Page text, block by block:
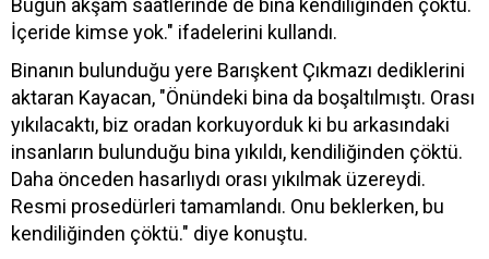
Bugün akşam saatlerinde de bina kendiliğinden çöktü.
İçeride kimse yok." ifadelerini kullandı.
Binanın bulunduğu yere Barışkent Çıkmazı dediklerini
aktaran Kayacan, "Önündeki bina da boşaltılmıştı. Orası
yıkılacaktı, biz oradan korkuyorduk ki bu arkasındaki
insanların bulunduğu bina yıkıldı, kendiliğinden çöktü.
Daha önceden hasarlıydı orası yıkılmak üzereydi.
Resmi prosedürleri tamamlandı. Onu beklerken, bu
kendiliğinden çöktü." diye konuştu.